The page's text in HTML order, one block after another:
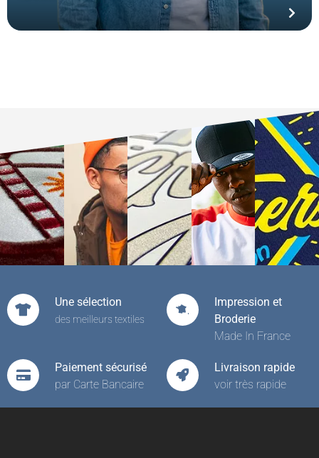
Une sélection
des meilleurs textiles
Impression et
Broderie
Made In France
Paiement sécurisé
par Carte Bancaire
Livraison rapide
voir très rapide